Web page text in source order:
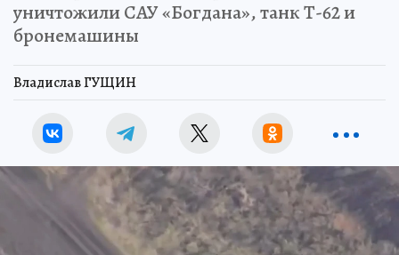
уничтожили САУ «Богдана», танк Т-62 и
бронемашины
Владислав ГУЩИН